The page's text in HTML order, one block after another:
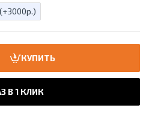
(+3000р.)
КУПИТЬ
В 1 КЛИК